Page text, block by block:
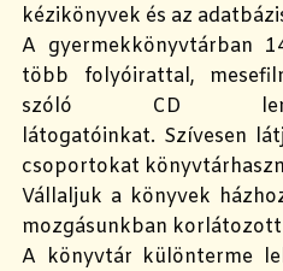
kézikönyvek és az
A gyermekkönyvtárban
több folyóirattal,
szóló CD
látogatóinkat. Szívesen
csoportokat
Vállaljuk a könyvek
mozgásunkban
A könyvtár különterme